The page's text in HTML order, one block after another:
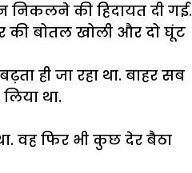
निकलने की हिदायत दी गई.
की बोतल खोली और दो घूंट
ही जा रहा था. बाहर सब
था.
वह फिर भी कुछ देर बैठा